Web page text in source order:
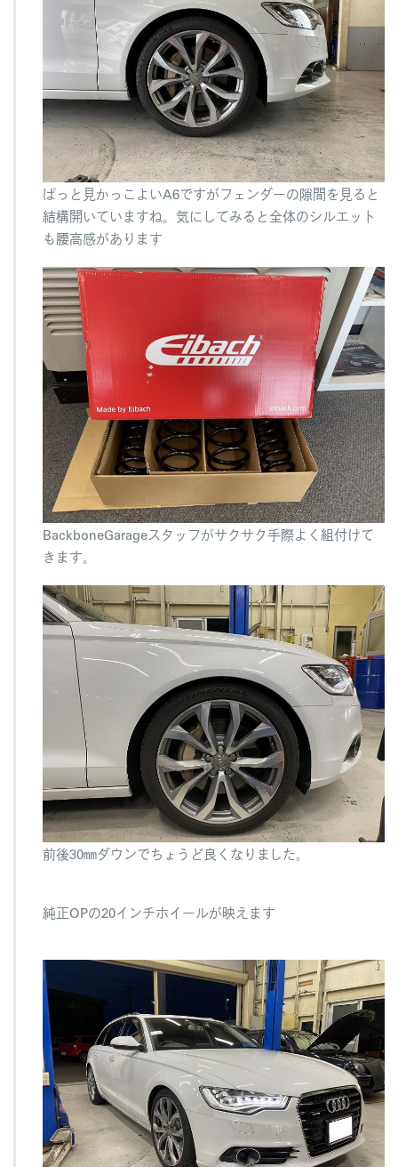
ぱっと見かっこよいA6ですがフェンダーの隙間を見ると
結構開いていますね。気にしてみると全体のシルエット
も腰高感があります
BackboneGarageスタッフがサクサク手際よく組付けて
きます。
前後30㎜ダウンでちょうど良くなりました。
純正OPの20インチホイールが映えます